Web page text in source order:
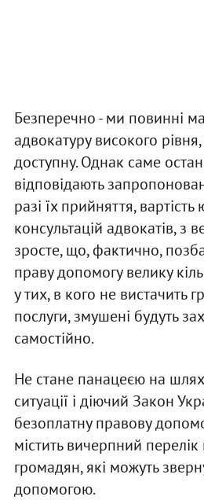
Безперечно - ми повинні
адвокатуру високого
доступну. Однак саме
відповідають
разі їх прийняття,
консультацій адвокатів, з
зросте, що, фактично,
праву допомогу велику
у тих, в кого не вистачить
послуги, змушені будуть
самостійно.
Не стане панацеєю на
ситуації і діючий Закон
безоплатну правову
містить вичерпний перелік
громадян, які можуть
допомогою.